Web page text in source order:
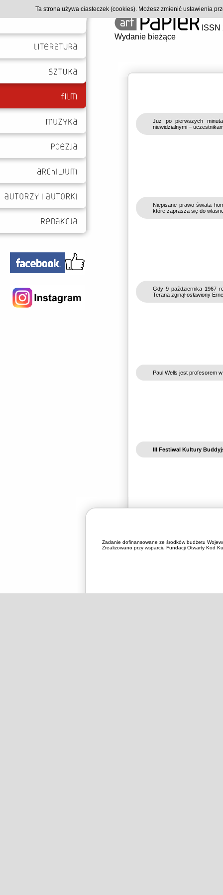
Wydanie bieżące
Już po pierwszych
niewidzialnymi –
Niepisane prawo świata
które zaprasza się do
Gdy 9 października 1967
Terana zginął osławiony
Paul Wells jest profesorem
III Festiwal Kultury
Zadanie dofinansowane ze środków budżetu
Zrealizowano przy wsparciu Fundacji Otwarty Kod
Ta strona używa ciasteczek (cookies). Możesz zmienić ustawienia